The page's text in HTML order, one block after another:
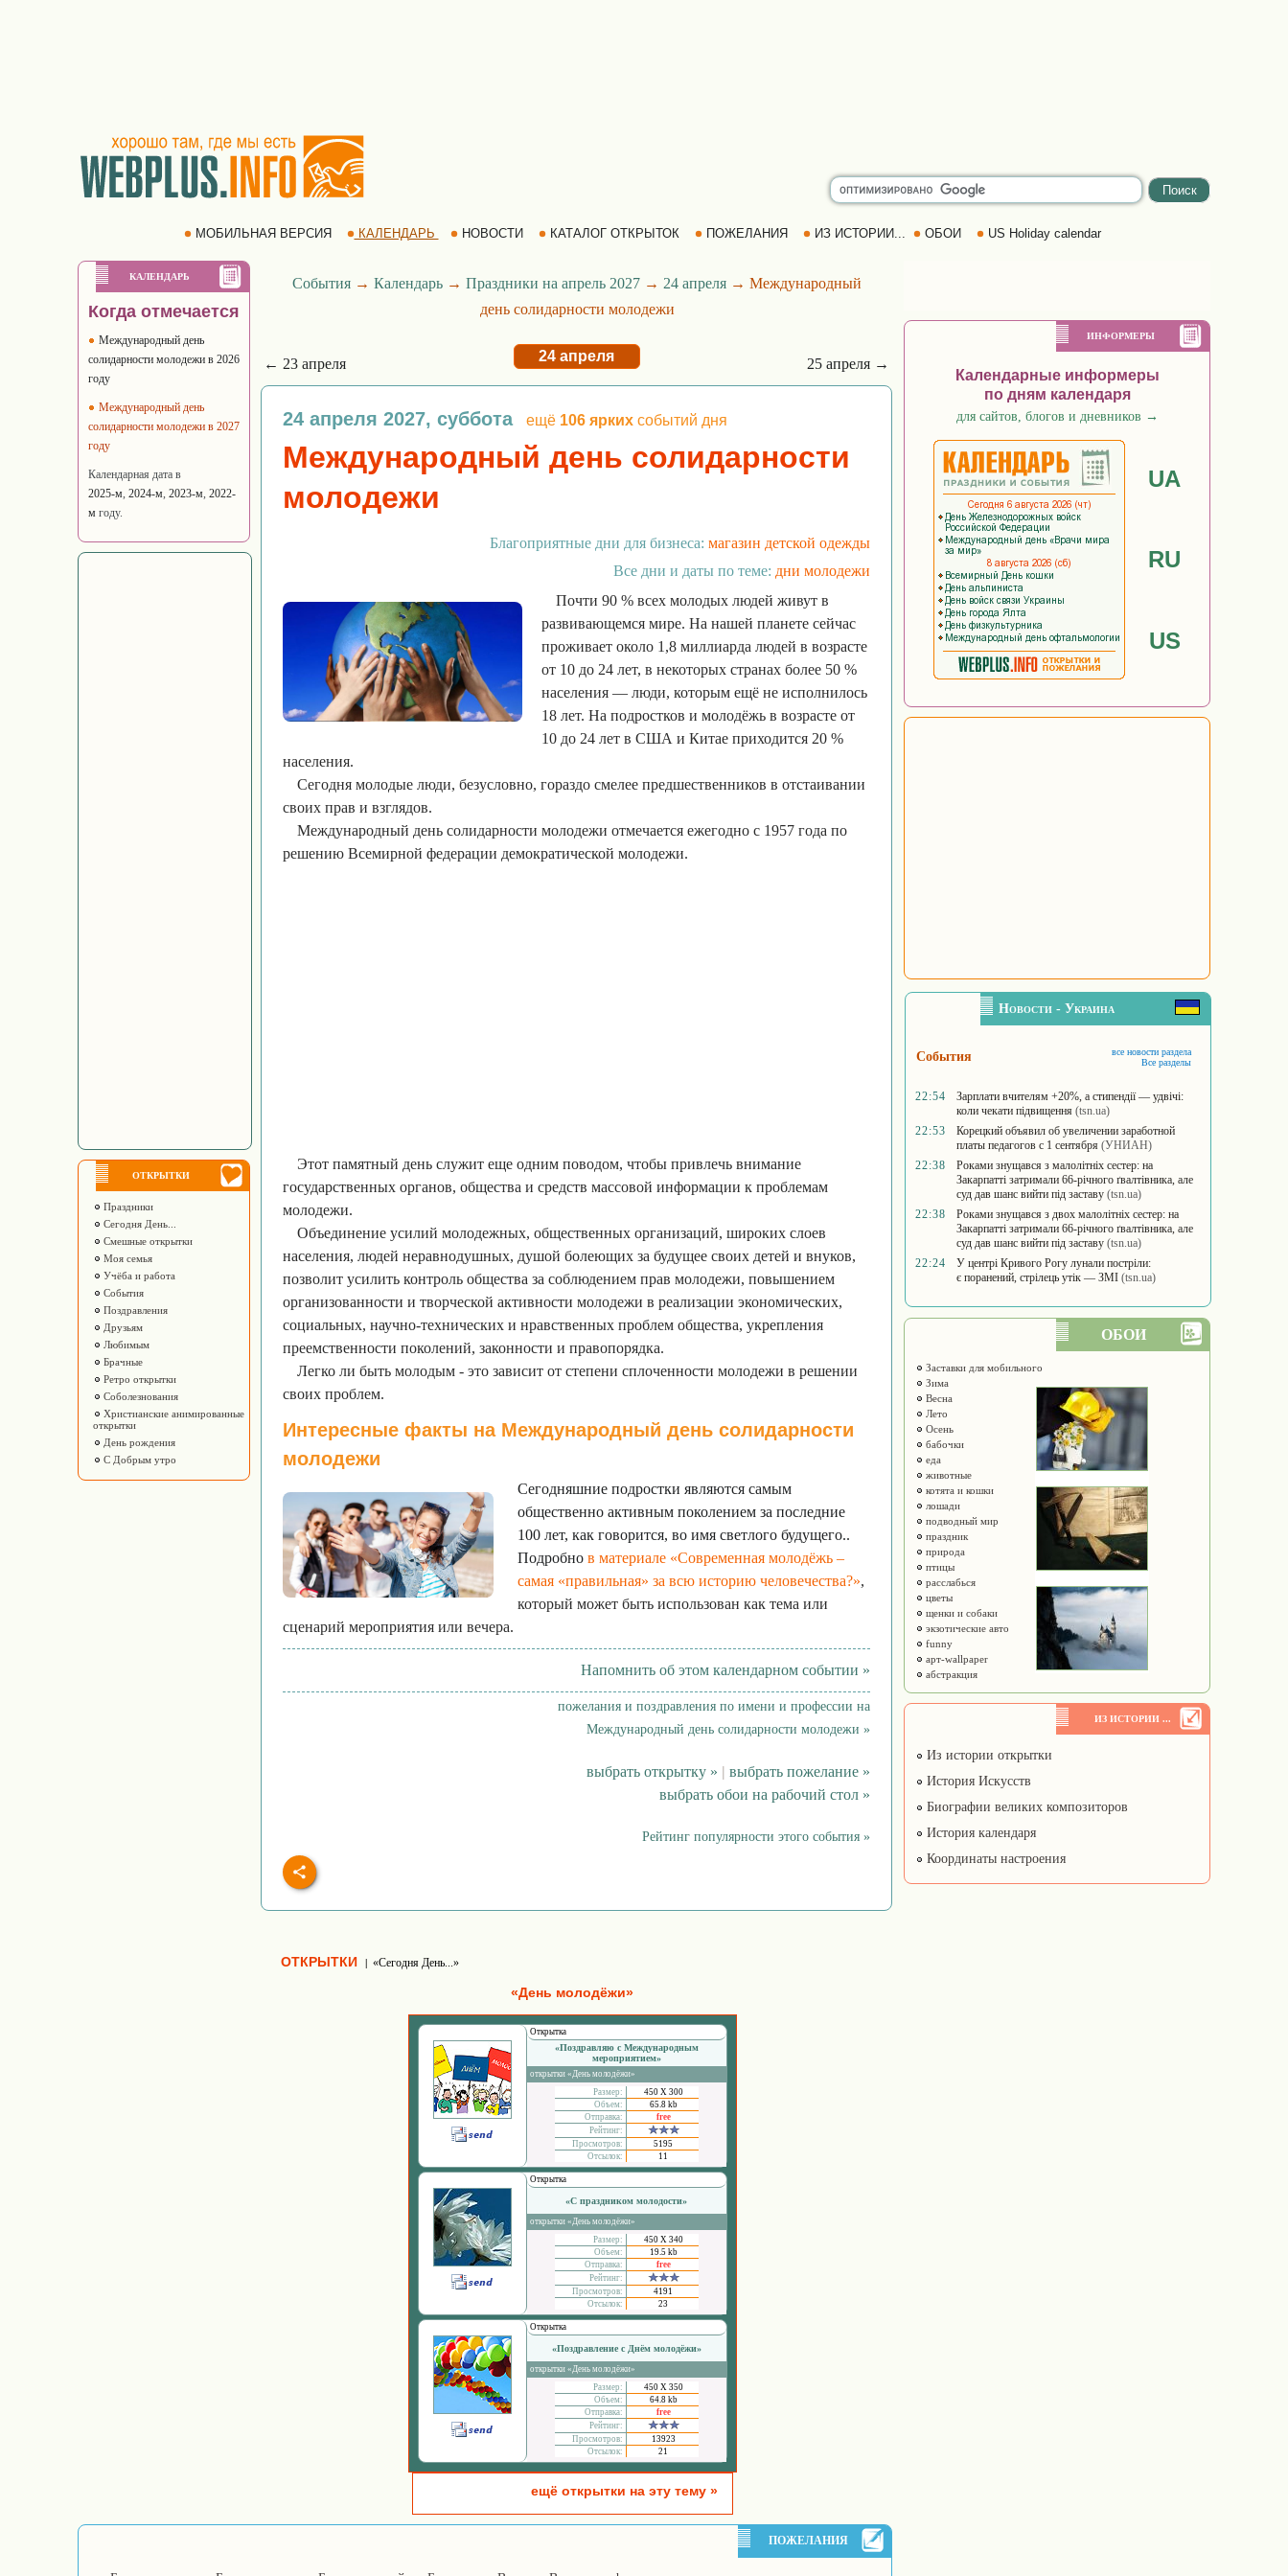
МОБИЛЬНАЯ ВЕРСИЯ КАЛЕНДАРЬ НОВОСТИ КАТАЛОГ ОТКРЫТОК ПОЖЕЛАНИЯ ИЗ ИСТОРИИ... ОБОИ US Holiday calendar
КАЛЕНДАРЬ
Когда отмечается
Международный день
солидарности молодежи в 2026
году
Международный день
солидарности молодежи в 2027
году
Календарная дата в
2025-м, 2024-м, 2023-м, 2022-
м году.
ОТКРЫТКИ
Праздники
Сегодня День...
Смешные открытки
Моя семья
Учёба и работа
События
Поздравления
Друзьям
Любимым
Брачные
Ретро открытки
Соболезнования
Христианские анимированные
открытки
День рождения
С Добрым утро
События → Календарь → Праздники на апрель 2027 → 24 апреля → Международный
день солидарности молодежи
← 23 апреля 24 апреля 25 апреля →
24 апреля 2027, суббота ещё 106 ярких событий дня
Международный день солидарности
молодежи
Благоприятные дни для бизнеса: магазин детской одежды
Все дни и даты по теме: дни молодежи
Почти 90 % всех молодых людей живут в
развивающемся мире. На нашей планете сейчас
проживает около 1,8 миллиарда людей в возрасте
от 10 до 24 лет, в некоторых странах более 50 %
населения — люди, которым ещё не исполнилось
18 лет. На подростков и молодёжь в возрасте от
10 до 24 лет в США и Китае приходится 20 %
населения.
Сегодня молодые люди, безусловно, гораздо смелее предшественников в отстаивании
своих прав и взглядов.
Международный день солидарности молодежи отмечается ежегодно с 1957 года по
решению Всемирной федерации демократической молодежи.
Этот памятный день служит еще одним поводом, чтобы привлечь внимание
государственных органов, общества и средств массовой информации к проблемам
молодежи.
Объединение усилий молодежных, общественных организаций, широких слоев
населения, людей неравнодушных, душой болеющих за будущее своих детей и внуков,
позволит усилить контроль общества за соблюдением прав молодежи, повышением
организованности и творческой активности молодежи в реализации экономических,
социальных, научно-технических и нравственных проблем общества, укрепления
преемственности поколений, законности и правопорядка.
Легко ли быть молодым - это зависит от степени сплоченности молодежи в решении
своих проблем.
Интересные факты на Международный день солидарности
молодежи
Сегодняшние подростки являются самым
общественно активным поколением за последние
100 лет, как говорится, во имя светлого будущего..
Подробно в материале «Современная молодёжь –
самая «правильная» за всю историю человечества?»,
который может быть использован как тема или
сценарий мероприятия или вечера.
Напомнить об этом календарном событии »
пожелания и поздравления по имени и профессии на
Международный день солидарности молодежи »
выбрать открытку » | выбрать пожелание »
выбрать обои на рабочий стол »
Рейтинг популярности этого события »
ОТКРЫТКИ | «Сегодня День...»
«День молодёжи»
Открытка
«Поздравляю с Международным
мероприятием»
открытки «День молодёжи»
Размер:
450 Х 300
Объем:
65.8 kb
Отправка:
free
Рейтинг:
Просмотров:
5195
Отсылок:
11
Открытка
«С праздником молодости»
открытки «День молодёжи»
Размер:
450 Х 340
Объем:
19.5 kb
Отправка:
free
Рейтинг:
Просмотров:
4191
Отсылок:
23
Открытка
«Поздравление с Днём молодёжи»
открытки «День молодёжи»
Размер:
450 Х 350
Объем:
64.8 kb
Отправка:
free
Рейтинг:
Просмотров:
13923
Отсылок:
21
ещё открытки на эту тему »
ПОЖЕЛАНИЯ
ИНФОРМЕРЫ
Календарные информеры
по дням календаря
для сайтов, блогов и дневников →
UA
RU
US
Новости - Украина
События
все новости раздела
Все разделы
22:54
Зарплати вчителям +20%, а стипендії — удвічі:
коли чекати підвищення (tsn.ua)
22:53
Корецкий объявил об увеличении заработной
платы педагогов с 1 сентября (УНИАН)
22:38
Роками знущався з малолітніх сестер: на
Закарпатті затримали 66-річного ґвалтівника, але
суд дав шанс вийти під заставу (tsn.ua)
22:38
Роками знущався з двох малолітніх сестер: на
Закарпатті затримали 66-річного ґвалтівника, але
суд дав шанс вийти під заставу (tsn.ua)
22:24
У центрі Кривого Рогу лунали постріли:
є поранений, стрілець утік — ЗМІ (tsn.ua)
ОБОИ
Заставки для мобильного
Зима
Весна
Лето
Осень
бабочки
еда
животные
котята и кошки
лошади
подводный мир
праздник
природа
птицы
расслабься
цветы
щенки и собаки
экзотические авто
funny
арт-wallpaper
абстракция
ИЗ ИСТОРИИ ...
Из истории открытки
История Искусств
Биографии великих композиторов
История календаря
Координаты настроения